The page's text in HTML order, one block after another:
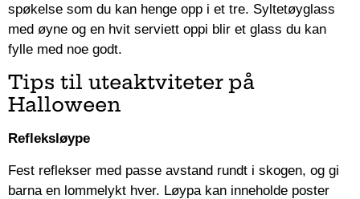
spøkelse som du kan henge opp i et tre. Syltetøyglass
med øyne og en hvit serviett oppi blir et glass du kan
fylle med noe godt.
Tips til uteaktviteter på
Halloween
Refleksløype
Fest reflekser med passe avstand rundt i skogen, og gi
barna en lommelykt hver. Løypa kan inneholde poster